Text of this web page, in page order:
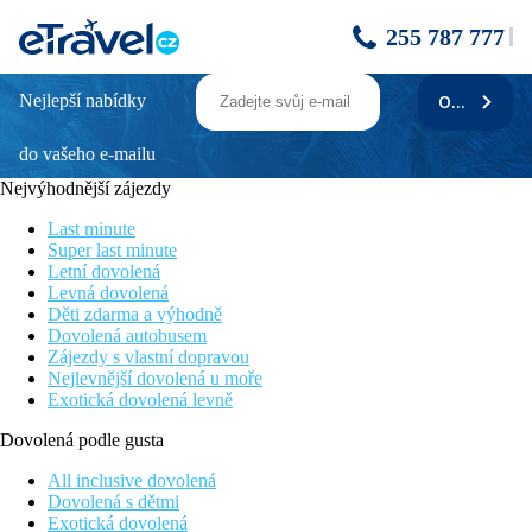
255 787 777
APARTMÁNY 3298-2950
Popis
NULL
Znalost jazyků
německy
anglicky
francouzsky
italsky
chorvatsky
Objekt je vybaven internetovým připojením
Yes
Vzdálenost od centra
4000 m
Vzdálenost od moře
Nejlepší nabídky
do vašeho e-mailu
ODEBÍRAT
Nejvýhodnější zájezdy
Last minute
Super last minute
Letní dovolená
Levná dovolená
Děti zdarma a výhodně
Dovolená autobusem
Zájezdy s vlastní dopravou
Nejlevnější dovolená u moře
Exotická dovolená levně
Dovolená podle gusta
All inclusive dovolená
Dovolená s dětmi
Exotická dovolená